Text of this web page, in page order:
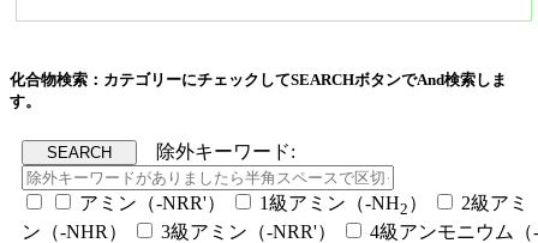
化合物検索：カテゴリーにチェックしてSEARCHボタンでAnd検索しま
す。
除外キーワード:
アミン（-NRR'） 1級アミン（-NH2 ）
2級アミ
ン（-NHR）
3級アミン（-NRR'）
4級アンモニウム（-